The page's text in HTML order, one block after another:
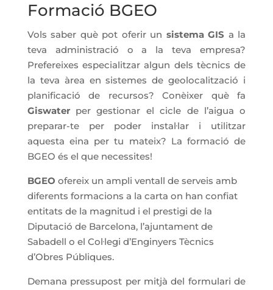
Formació BGEO
Vols saber què pot oferir un sistema GIS a la
teva administració o a la teva empresa?
Prefereixes especialitzar algun dels tècnics de
la teva àrea en sistemes de geolocalització i
planificació de recursos? Conèixer què fa
Giswaterper gestionar el cicle de l’aigua o
preparar-te per poder instal·lar i utilitzar
aquesta eina per tu mateix? La formació de
BGEO és el que necessites!
BGEO ofereix un ampli ventall de serveis amb
diferents formacions a la carta on han confiat
entitats de la magnitud i el prestigi de la
Diputació de Barcelona, l’ajuntament de
Sabadell o el Col·legi d’Enginyers Tècnics
d’Obres Públiques.
Demana pressupost per mitjà del formulari de